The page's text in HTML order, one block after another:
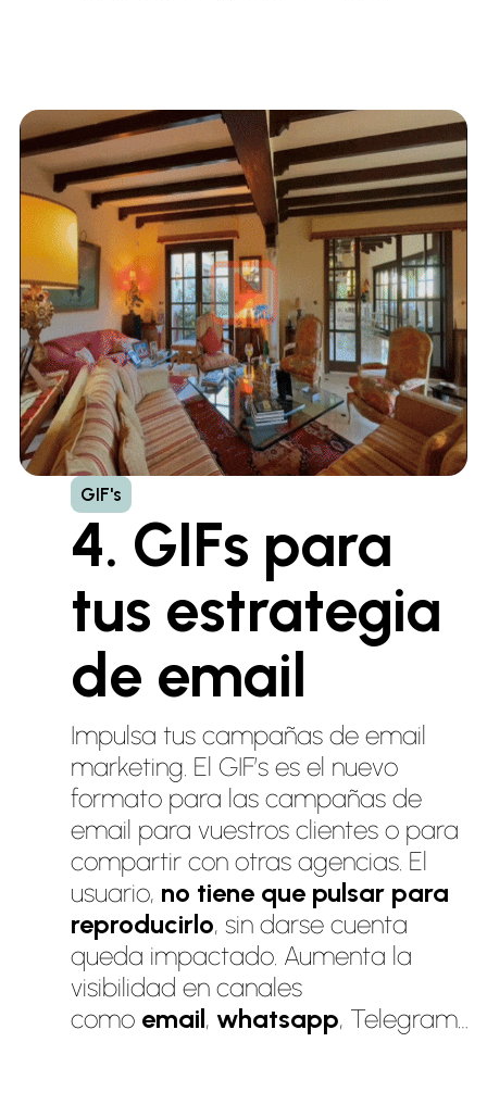
GIF's
4. GIFs para
tus estrategia
de email
Impulsa tus campañas de email
marketing. El GIF’s es el nuevo
formato para las campañas de
email para vuestros clientes o para
compartir con otras agencias. El
usuario, no tiene que pulsar para
reproducirlo, sin darse cuenta
queda impactado. Aumenta la
visibilidad en canales
como email, whatsapp, Telegram…